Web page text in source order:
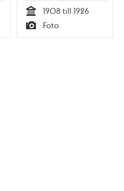
Tid
1908 till 1926
Typ
Foto